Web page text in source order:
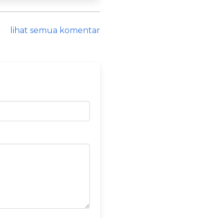
lihat semua komentar